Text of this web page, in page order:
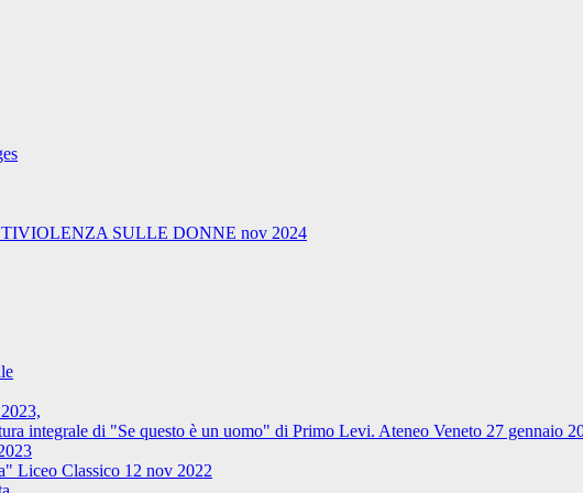
SULLE DONNE nov 2024
integrale di "Se questo è un uomo" di Primo Levi. Ateneo Veneto 27 gennaio
Liceo Classico 12 nov 2022